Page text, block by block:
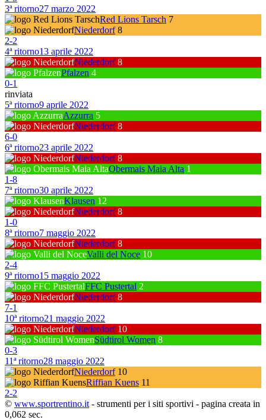
3ª ritorno27 marzo 2022
Red Lions Tarsch 7
Niederdorf 8
2-2
4ª ritorno13 aprile 2022
Niederdorf 8
Pfalzen 4
0-1
rinviata
5ª ritorno9 aprile 2022
Azzurra 5
Niederdorf 8
6-0
6ª ritorno23 aprile 2022
Niederdorf 8
Obermais Maia Alta 1
1-8
7ª ritorno30 aprile 2022
Klausen 12
Niederdorf 8
1-0
8ª ritorno7 maggio 2022
Niederdorf 8
Valli del Noce 10
2-4
9ª ritorno15 maggio 2022
FFC Pustertal 2
Niederdorf 8
7-1
10ª ritorno21 maggio 2022
Niederdorf 10
Südtirol Women 8
0-3
11ª ritorno28 maggio 2022
Niederdorf 10
Riffian Kuens 11
2-2
© www.sportrentino.it - strumenti per i siti sportivi - pagina creata in
0,062 sec.